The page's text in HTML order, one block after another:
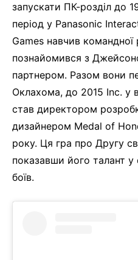
запускати ПК-розділ до
період у Panasonic
Games навчив
познайомився з
партнером. Разом вони
Оклахома, до 2015 Inc. у
став директором
дизайнером Medal of
року. Ця гра про Другу
показавши його талант у
боїв.